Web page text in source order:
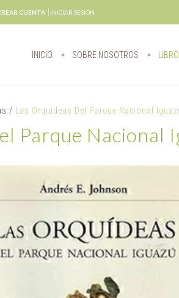
CUENTA INICIAR SESIÓN
INICIO SOBRE NOSOTROS
/ Las Orquideas Del Parque Nacional
Parque Nacional